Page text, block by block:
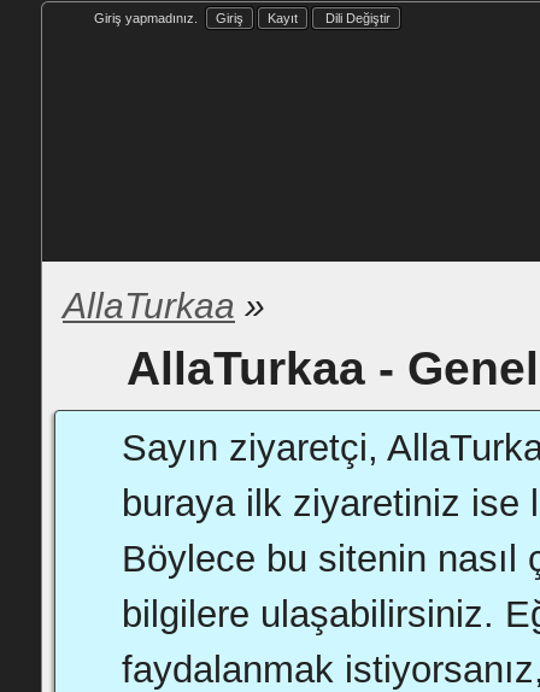
Giriş yapmadınız. Giriş Kayıt Dili Değiştir
AllaTurkaa »
AllaTurkaa - Genel
Sayın ziyaretçi,
buraya ilk ziyaretiniz ise
Böylece bu sitenin nasıl
bilgilere ulaşabilirsiniz.
faydalanmak